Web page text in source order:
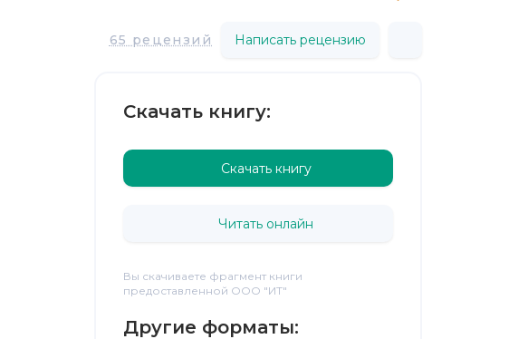
65 рецензий Написать рецензию
Скачать книгу:
Скачать книгу
Читать онлайн
Вы скачиваете фрагмент книги
предоставленной ООО "ИТ"
Другие форматы: